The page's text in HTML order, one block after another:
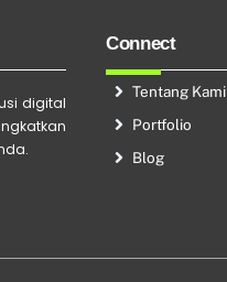
digital
Connect
Tentang Kami
Portfolio
Blog